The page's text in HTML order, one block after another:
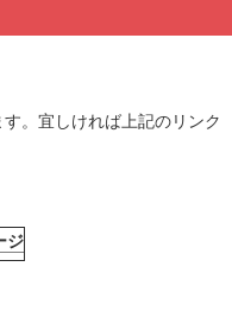
。宜しければ上記のリンク
ジ